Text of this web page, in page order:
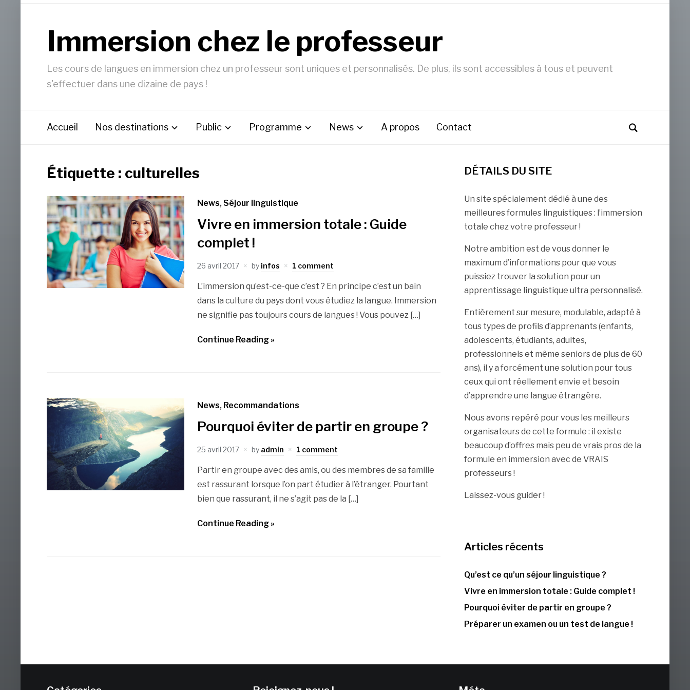
Immersion chez le professeur
Les cours de langues en immersion chez un professeur sont uniques et personnalisés. De plus, ils sont accessibles à tous et peuvent
s'effectuer dans une dizaine de pays !
Accueil Nos destinations Public Programme News A propos Contact
Étiquette : culturelles
News, Séjour linguistique
Vivre en immersion totale : Guide
complet !
26 avril 2017 by infos 1 comment
L’immersion qu’est-ce-que c’est ? En principe c’est un bain
dans la culture du pays dont vous étudiez la langue. Immersion
ne signifie pas toujours cours de langues ! Vous pouvez […]
Continue Reading »
News, Recommandations
Pourquoi éviter de partir en groupe ?
25 avril 2017 by admin 1 comment
Partir en groupe avec des amis, ou des membres de sa famille
est rassurant lorsque l’on part étudier à l’étranger. Pourtant
bien que rassurant, il ne s’agit pas de la […]
Continue Reading »
DÉTAILS DU SITE
Un site spécialement dédié à une des
meilleures formules linguistiques : l’immersion
totale chez votre professeur !
Notre ambition est de vous donner le
maximum d’informations pour que vous
puissiez trouver la solution pour un
apprentissage linguistique ultra personnalisé.
Entièrement sur mesure, modulable, adapté à
tous types de profils d’apprenants (enfants,
adolescents, étudiants, adultes,
professionnels et même seniors de plus de 60
ans), il y a forcément une solution pour tous
ceux qui ont réellement envie et besoin
d’apprendre une langue étrangère.
Nous avons repéré pour vous les meilleurs
organisateurs de cette formule : il existe
beaucoup d’offres mais peu de vrais pros de la
formule en immersion avec de VRAIS
professeurs !
Laissez-vous guider !
Articles récents
Qu’est ce qu’un séjour linguistique ?
Vivre en immersion totale : Guide complet !
Pourquoi éviter de partir en groupe ?
Préparer un examen ou un test de langue !